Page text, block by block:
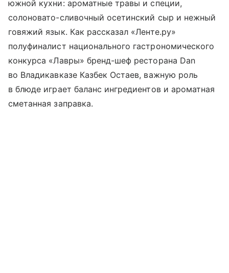
южной кухни: ароматные травы и специи,
солоновато-сливочный осетинский сыр и нежный
говяжий язык. Как рассказал «Ленте.ру»
полуфиналист национального гастрономического
конкурса «Лавры» бренд-шеф ресторана Dan
во Владикавказе Казбек Остаев, важную роль
в блюде играет баланс ингредиентов и ароматная
сметанная заправка.